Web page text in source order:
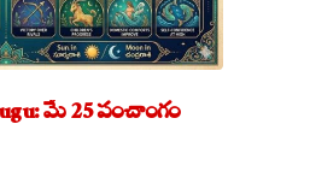
మే 25 పంచాంగం